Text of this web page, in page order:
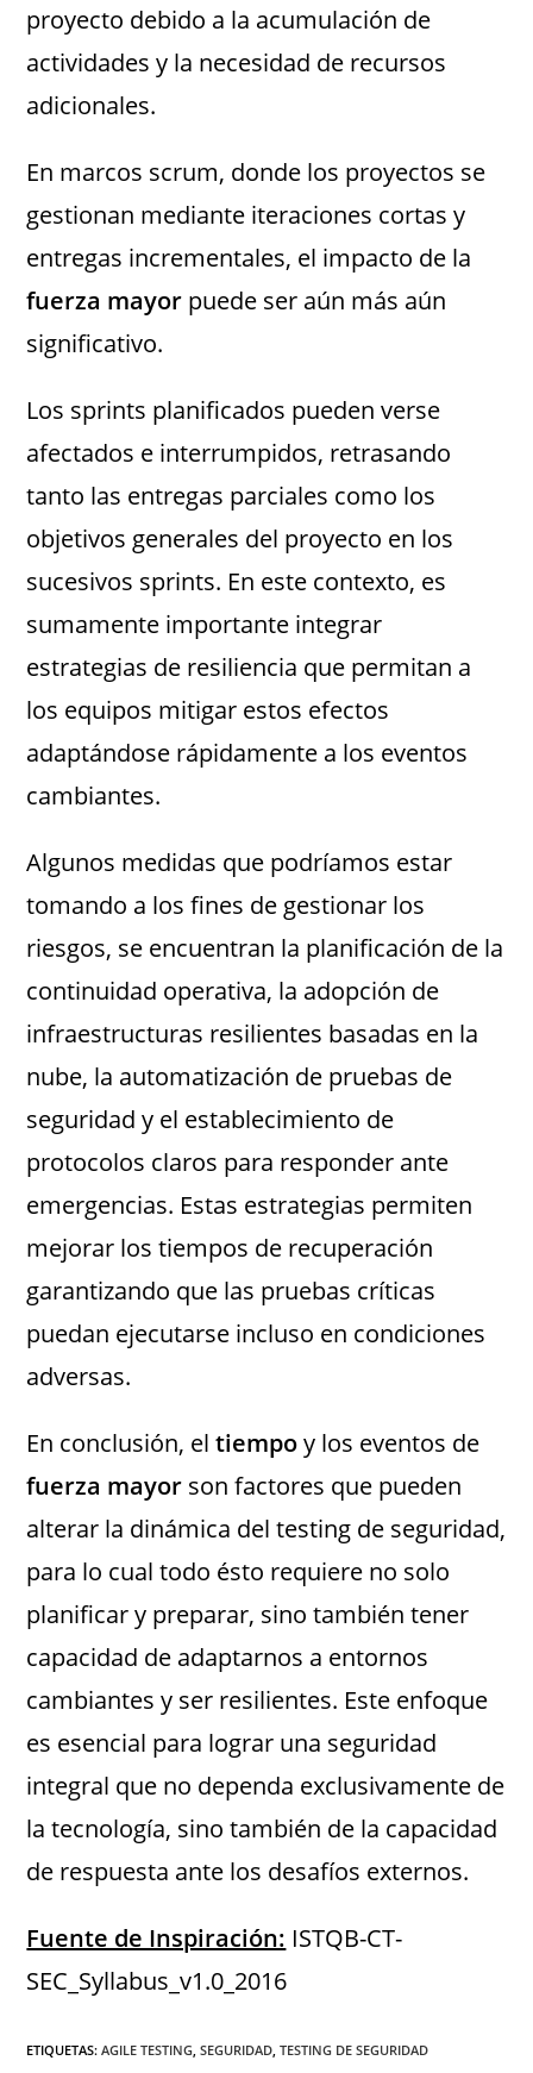
proyecto debido a la acumulación de
actividades y la necesidad de recursos
adicionales.
En marcos scrum, donde los proyectos se
gestionan mediante iteraciones cortas y
entregas incrementales, el impacto de la
fuerza mayor puede ser aún más aún
significativo.
Los sprints planificados pueden verse
afectados e interrumpidos, retrasando
tanto las entregas parciales como los
objetivos generales del proyecto en los
sucesivos sprints. En este contexto, es
sumamente importante integrar
estrategias de resiliencia que permitan a
los equipos mitigar estos efectos
adaptándose rápidamente a los eventos
cambiantes.
Algunos medidas que podríamos estar
tomando a los fines de gestionar los
riesgos, se encuentran la planificación de la
continuidad operativa, la adopción de
infraestructuras resilientes basadas en la
nube, la automatización de pruebas de
seguridad y el establecimiento de
protocolos claros para responder ante
emergencias. Estas estrategias permiten
mejorar los tiempos de recuperación
garantizando que las pruebas críticas
puedan ejecutarse incluso en condiciones
adversas.
En conclusión, eltiempoy los eventos de
fuerza mayor son factores que pueden
alterar la dinámica del testing de seguridad,
para lo cual todo ésto requiere no solo
planificar y preparar, sino también tener
capacidad de adaptarnos a entornos
cambiantes y ser resilientes. Este enfoque
es esencial para lograr una seguridad
integral que no dependa exclusivamente de
la tecnología, sino también de la capacidad
de respuesta ante los desafíos externos.
Fuente de Inspiración: ISTQB-CT-
SEC_Syllabus_v1.0_2016
ETIQUETAS:AGILE TESTING, SEGURIDAD, TESTING DE SEGURIDAD